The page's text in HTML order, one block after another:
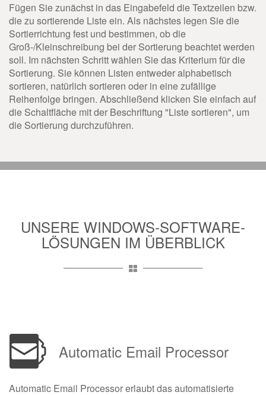
Fügen Sie zunächst in das Eingabefeld die Textzeilen bzw.
die zu sortierende Liste ein. Als nächstes legen Sie die
Sortierrichtung fest und bestimmen, ob die
Groß-/Kleinschreibung bei der Sortierung beachtet werden
soll. Im nächsten Schritt wählen Sie das Kriterium für die
Sortierung. Sie können Listen entweder alphabetisch
sortieren, natürlich sortieren oder in eine zufällige
Reihenfolge bringen. Abschließend klicken Sie einfach auf
die Schaltfläche mit der Beschriftung "Liste sortieren", um
die Sortierung durchzuführen.
UNSERE WINDOWS-SOFTWARE-
LÖSUNGEN IM ÜBERBLICK
Automatic Email Processor
Automatic Email Processor erlaubt das automatisierte